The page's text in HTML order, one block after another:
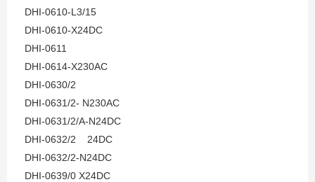
DHI-0610-L3/15
DHI-0610-X24DC
DHI-0611
DHI-0614-X230AC
DHI-0630/2
DHI-0631/2- N230AC
DHI-0631/2/A-N24DC
DHI-0632/2 24DC
DHI-0632/2-N24DC
DHI-0639/0 X24DC